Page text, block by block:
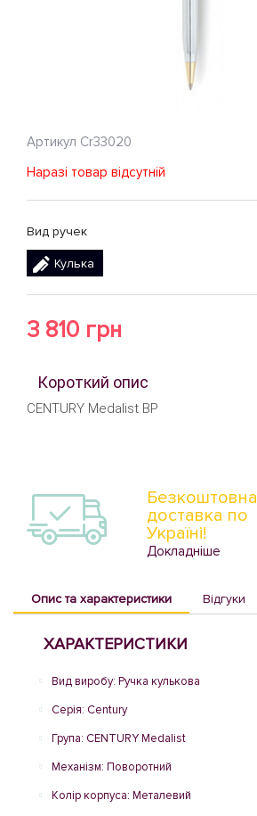
Артикул Cr33020
Наразі товар відсутній
Вид ручек
Кулька
3 810 грн
Короткий опис
CENTURY Medalist BP
Безкоштовна
доставка по
Україні!
Докладніше
Опис та характеристики Відгуки
ХАРАКТЕРИСТИКИ
Вид виробу: Ручка кулькова
Серія: Century
Група: CENTURY Medalist
Механізм: Поворотний
Колір корпуса: Металевий